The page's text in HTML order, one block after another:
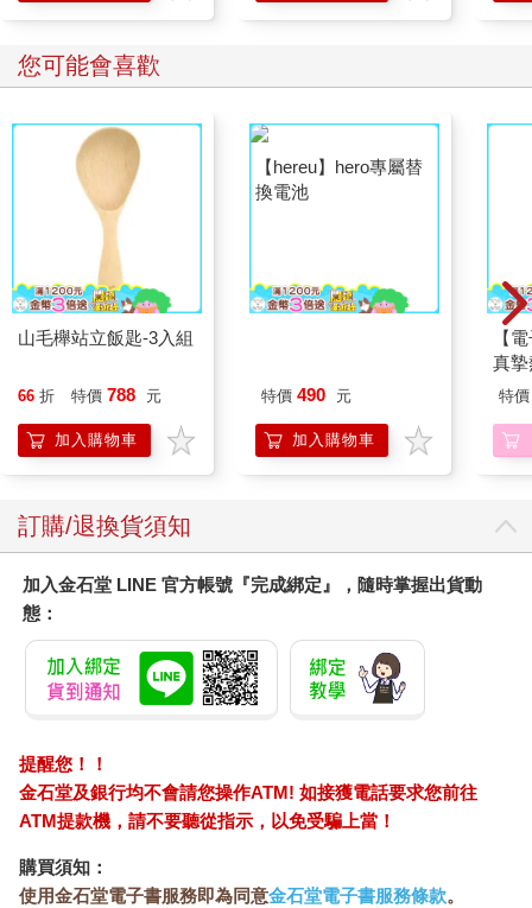
您可能會喜歡
山毛櫸站立飯匙-3入組
66 折 特價 788 元
加入購物車
特價 490 元
加入購物車
【
真
員
特價
訂購/退換貨須知
加入金石堂 LINE 官方帳號『完成綁定』，隨時掌握出貨動
態：
提醒您！！
金石堂及銀行均不會請您操作ATM! 如接獲電話要求您前往
ATM提款機，請不要聽從指示，以免受騙上當！
購買須知：
使用金石堂電子書服務即為同意金石堂電子書服務條款。